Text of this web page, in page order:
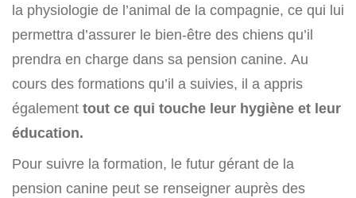
la physiologie de l’animal de la compagnie, ce qui lui
permettra d’assurer le bien-être des chiens qu’il
prendra en charge dans sa pension canine. Au
cours des formations qu’il a suivies, il a appris
également tout ce qui touche leur hygiène et leur
éducation.
Pour suivre la formation, le futur gérant de la
pension canine peut se renseigner auprès des